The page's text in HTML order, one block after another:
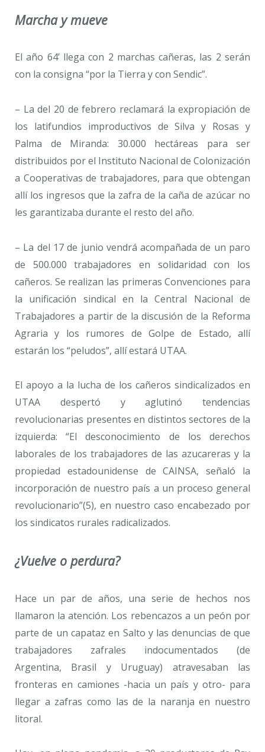
Marcha y mueve
El año 64’ llega con 2 marchas cañeras, las 2 serán
con la consigna “por la Tierra y con Sendic”.
– La del 20 de febrero reclamará la expropiación de
los latifundios improductivos de Silva y Rosas y
Palma de Miranda: 30.000 hectáreas para ser
distribuidos por el Instituto Nacional de Colonización
a Cooperativas de trabajadores, para que obtengan
allí los ingresos que la zafra de la caña de azúcar no
les garantizaba durante el resto del año.
– La del 17 de junio vendrá acompañada de un paro
de 500.000 trabajadores en solidaridad con los
cañeros. Se realizan las primeras Convenciones para
la unificación sindical en la Central Nacional de
Trabajadores a partir de la discusión de la Reforma
Agraria y los rumores de Golpe de Estado, allí
estarán los “peludos”, allí estará UTAA.
El apoyo a la lucha de los cañeros sindicalizados en
UTAA despertó y aglutinó tendencias
revolucionarias presentes en distintos sectores de la
izquierda: “El desconocimiento de los derechos
laborales de los trabajadores de las azucareras y la
propiedad estadounidense de CAINSA, señaló la
incorporación de nuestro país a un proceso general
revolucionario”(5), en nuestro caso encabezado por
los sindicatos rurales radicalizados.
¿Vuelve o perdura?
Hace un par de años, una serie de hechos nos
llamaron la atención. Los rebencazos a un peón por
parte de un capataz en Salto y las denuncias de que
trabajadores zafrales indocumentados (de
Argentina, Brasil y Uruguay) atravesaban las
fronteras en camiones -hacia un país y otro- para
llegar a zafras como las de la naranja en nuestro
litoral.